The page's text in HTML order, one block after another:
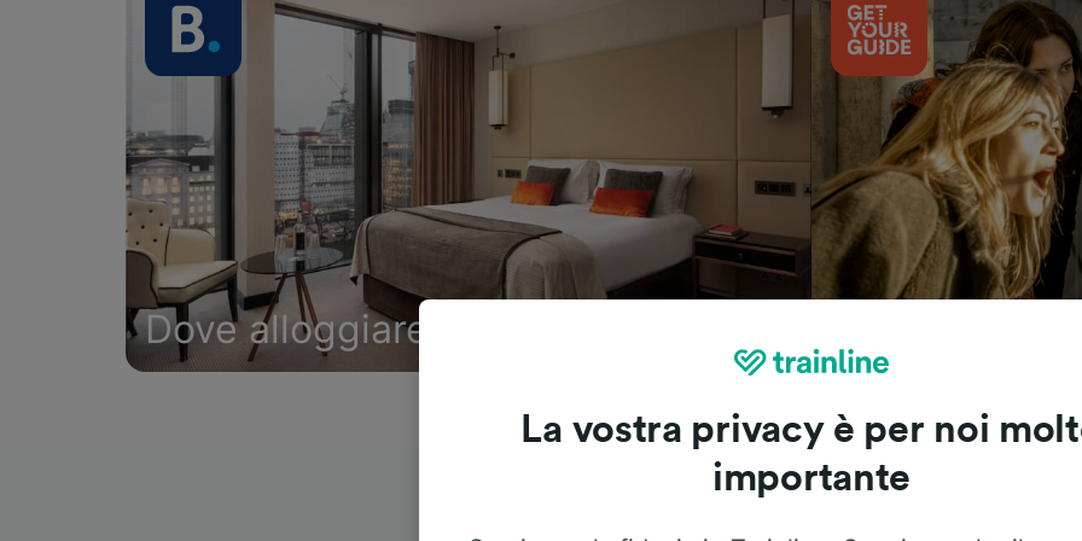
Dove alloggiare
Le recensioni dei nostri viaggiatori
La vostra privacy è per noi
importante